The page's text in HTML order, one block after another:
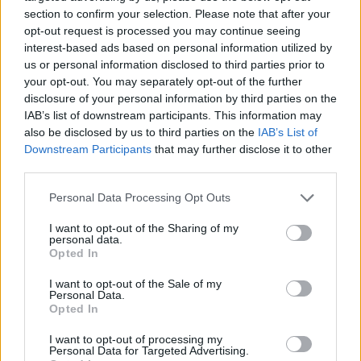
section to confirm your selection. Please note that after your
opt-out request is processed you may continue seeing
interest-based ads based on personal information utilized by
us or personal information disclosed to third parties prior to
your opt-out. You may separately opt-out of the further
disclosure of your personal information by third parties on the
IAB’s list of downstream participants. This information may
also be disclosed by us to third parties on the IAB’s List of
Downstream Participants that may further disclose it to other
Personal Data Processing Opt Outs
I want to opt-out of the Sharing of my
personal data.
Opted In
I want to opt-out of the Sale of my
Personal Data.
Opted In
I want to opt-out of processing my
Personal Data for Targeted Advertising.
SHOWBIZ
Βαλέρια Χοψονίδου - Αντώνης
Βλωτιδέλλης: Βάφτισαν τον γιο τους!
Το όνομα και το πάρτι με φίλους
SHOWBIZ
Τσουβέλας: Η σχέση με την Εύα και η
δημόσια υπεράσπισή της από τους
SHOWBIZ
Καληφώνη - Μάστορας: Μαζί στην
Πάρο, χωριστά στα social - Οι νέες
αναρτήσεις
Τραγωδία στην Πάρο: Ο μπάρμαν του beach bar
βούτηξε για να σώσει τον 4χρονο που πνίγηκε στην
πισίνα